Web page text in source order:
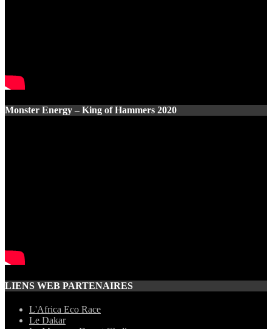
Monster Energy – King of Hammers 2020
LIENS WEB PARTENAIRES
L'Africa Eco Race
Le Dakar